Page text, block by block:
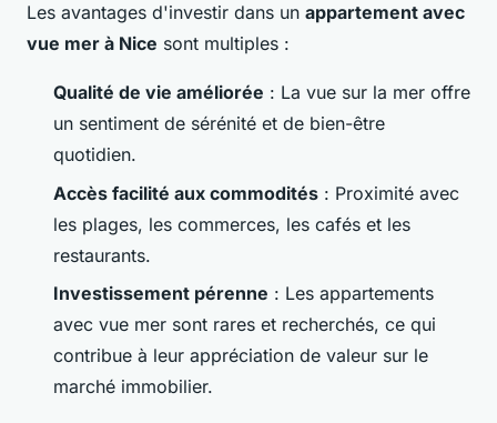
Les avantages d'investir dans un appartement avec
vue mer à Nice sont multiples :
Qualité de vie améliorée : La vue sur la mer offre
un sentiment de sérénité et de bien-être
quotidien.
Accès facilité aux commodités : Proximité avec
les plages, les commerces, les cafés et les
restaurants.
Investissement pérenne : Les appartements
avec vue mer sont rares et recherchés, ce qui
contribue à leur appréciation de valeur sur le
marché immobilier.